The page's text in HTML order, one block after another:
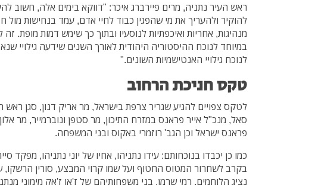
ראש העיר נתניה, מרים פיירברג איכר: "דווקא בימים אלה, חשוב
להוקיר ולהעריך את מי שהפגין כבוד לחיי אדם, עמד בנחישות מול
מנהיגות, אחריות ואיכפתיות לנוסעיו ובתוך כך שימש דמות מופת. זה
במיוחד לנוכח ההיסטוריה היהודית לאורך השנים שידעה גילויי
לנוכח גילויי האנטישמיות השונים."
טקס חניכת הרחוב
לטקס צפויים להגיע שגריר צרפת בישראל, מר אריק דנון, סגן ראש
סאל, מנכ"ל אייר פראנס במזרח התיכון, מר סטפן ונוברמייר, מר
פראנס ישראל וכן הגב' רוזמרי באקוס ובני המשפחה.
כמו כן יכבדו בנוכחותם: עידו נתניהו, אחיו של יוני נתניהו, מפקד
בקרב לשחרור המטוס החטוף ועל שמו קרוי המבצע, סורין
נציג הלוחמים, רמי שרמן, בני משפחותיהם של ז'אן ז'אק מימוני